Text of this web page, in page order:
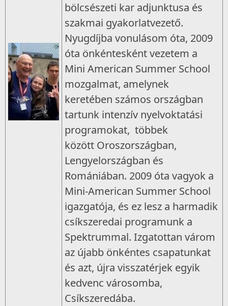
bölcsészeti kar adjunktusa és
szakmai gyakorlatvezető.
Nyugdíjba vonulásom óta, 2009
óta önkéntesként vezetem a
Mini American Summer School
mozgalmat, amelynek
keretében számos országban
tartunk intenzív nyelvoktatási
programokat, többek
között Oroszországban,
Lengyelországban és
Romániában. 2009 óta vagyok a
Mini-American Summer School
igazgatója, és ez lesz a harmadik
csíkszeredai programunk a
Spektrummal. Izgatottan várom
az újabb önkéntes csapatunkat
és azt, újra visszatérjek egyik
kedvenc városomba,
Csíkszeredába.